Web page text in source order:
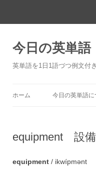
今日の英単語
英単語を1日1語づつ例文付
ホーム 今日の英単語に
equipment 設
equipment / ikwípmənt